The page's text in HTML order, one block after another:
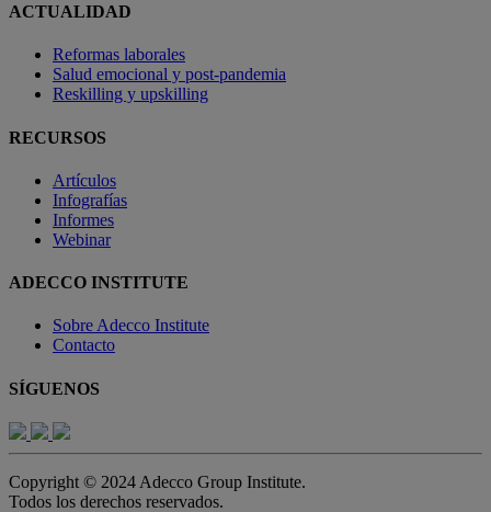
ACTUALIDAD
Reformas laborales
Salud emocional y post-pandemia
Reskilling y upskilling
RECURSOS
Artículos
Infografías
Informes
Webinar
ADECCO INSTITUTE
Sobre Adecco Institute
Contacto
SÍGUENOS
Copyright © 2024 Adecco Group Institute.
Todos los derechos reservados.